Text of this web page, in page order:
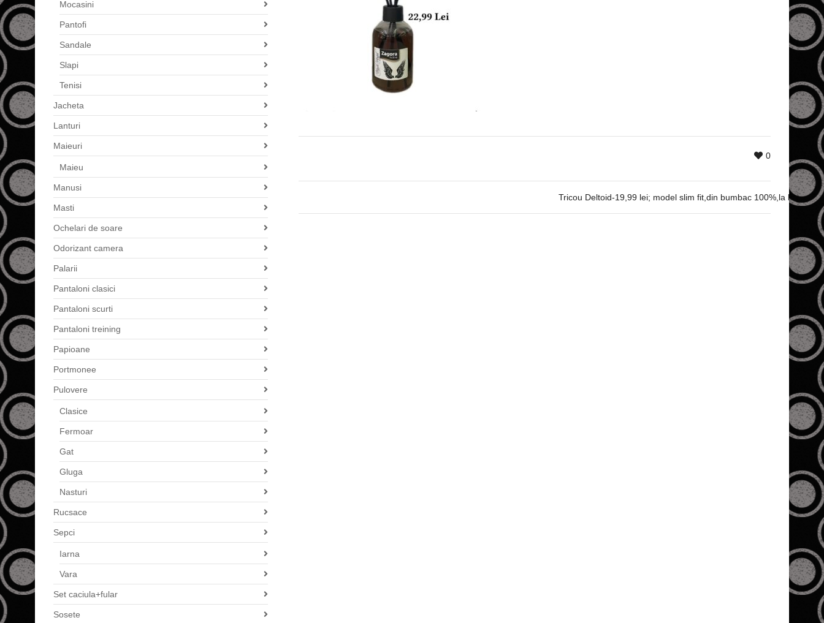
0
Tricou Deltoid-19,99 lei; model slim fit,din bumbac 100%,la baza
Mocasini
Pantofi
Sandale
Slapi
Tenisi
Jacheta
Lanturi
Maieuri
Maieu
Manusi
Masti
Ochelari de soare
Odorizant camera
Palarii
Pantaloni clasici
Pantaloni scurti
Pantaloni treining
Papioane
Portmonee
Pulovere
Clasice
Fermoar
Gat
Gluga
Nasturi
Rucsace
Sepci
Iarna
Vara
Set caciula+fular
Sosete